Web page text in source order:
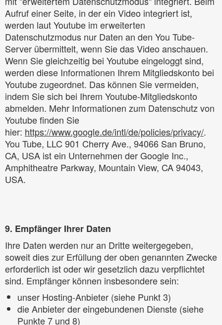
Aufruf einer Seite, in der ein Video integriert ist,
werden laut Youtube im erweiterten
Datenschutzmodus nur Daten an den You Tube-
Server übermittelt, wenn Sie das Video anschauen.
Wenn Sie gleichzeitig bei Youtube eingeloggt sind,
werden diese Informationen Ihrem Mitgliedskonto bei
Youtube zugeordnet. Das können Sie vermeiden,
indem Sie sich bei Ihrem Youtube-Mitgliedskonto
abmelden. Mehr Informationen zum Datenschutz von
Youtube finden Sie
hier: https://www.google.de/intl/de/policies/privacy/.
You Tube, LLC 901 Cherry Ave., 94066 San Bruno,
CA, USA ist ein Unternehmen der Google Inc.,
Amphitheatre Parkway, Mountain View, CA 94043,
USA.
9. Empfänger Ihrer Daten
Ihre Daten werden nur an Dritte weitergegeben,
soweit dies zur Erfüllung der oben genannten Zwecke
erforderlich ist oder wir gesetzlich dazu verpflichtet
sind. Empfänger können insbesondere sein:
unser Hosting-Anbieter (siehe Punkt 3)
die Anbieter der eingebundenen Dienste (siehe
Punkte 7 und 8)